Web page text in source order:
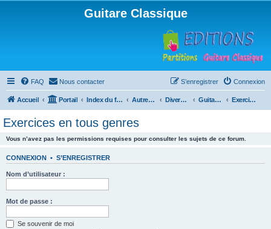
Guitare Classique
FAQ Nous contacter Connexion
S’enregistrer
Accueil Portail Index du forum Autres instruments à cordes pincées, ou styles Divers instruments Guitare acoustique ("folk") Exercices en tous genres
Exercices en tous genres
Vous n’avez pas les permissions requises pour consulter les sujets de ce forum.
CONNEXION • S’ENREGISTRER
Nom d’utilisateur :
Mot de passe :
Se souvenir de moi